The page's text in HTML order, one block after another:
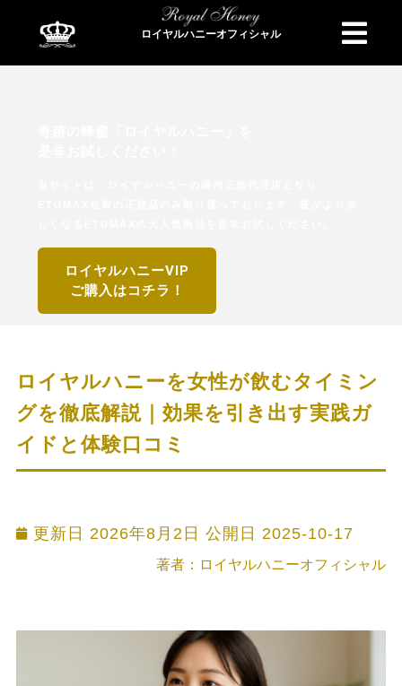
ロイヤルハニーオフィシャル
ロイヤルハニーVIP
ご購入はコチラ！
ロイヤルハニーを女性が飲むタイミン
グを徹底解説｜効果を引き出す実践ガ
イドと体験口コミ
更新日 2026年8月2日 公開日 2025-10-17
著者：ロイヤルハニーオフィシャル